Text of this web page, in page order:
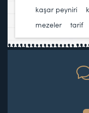
kaşar peyniri
mezeler
tarif